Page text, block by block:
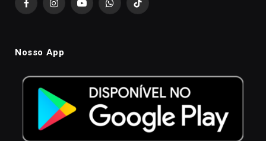
FacebookInstagramYouTubeWhatsAppTikTok
Nosso App